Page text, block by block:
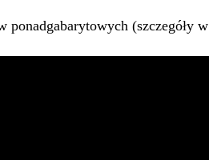
ponadgabarytowych (szczegóły w